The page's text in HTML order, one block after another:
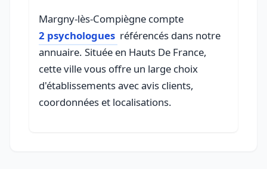
Margny-lès-Compiègne compte
2 psychologues référencés dans notre
annuaire. Située en Hauts De France,
cette ville vous offre un large choix
d'établissements avec avis clients,
coordonnées et localisations.